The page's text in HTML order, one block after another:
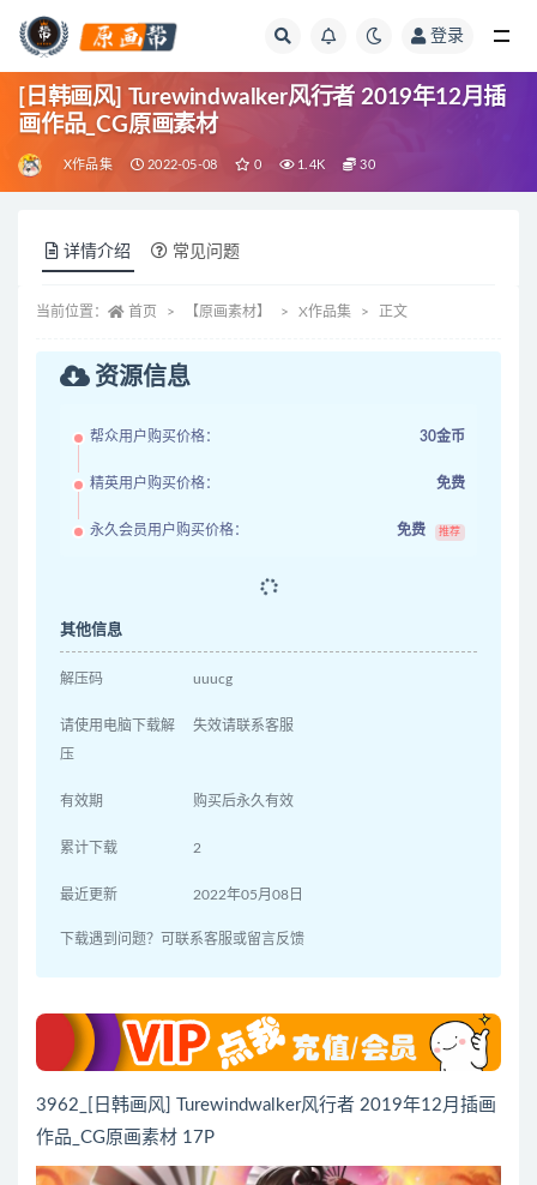
登录
[日韩画风] Turewindwalker风行者 2019年12月插
画作品_CG原画素材
X作品集 2022-05-08 0 1.4K 30
详情介绍 常见问题
当前位置： 首页 【原画素材】 X作品集 正文
资源信息
帮众用户购买价格： 30金币
精英用户购买价格： 免费
永久会员用户购买价格： 免费 推荐
其他信息
解压码 uuucg
请使用电脑下载解
压
失效请联系客服
有效期 购买后永久有效
累计下载 2
最近更新 2022年05月08日
下载遇到问题？可联系客服或留言反馈
3962_[日韩画风] Turewindwalker风行者 2019年12月插画
作品_CG原画素材 17P